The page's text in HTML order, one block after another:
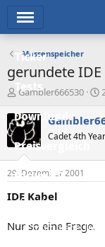
Ticker
Tests
Downloads
Preisvergleich
Forum
Aktuelles
Empfohlene
Massenspeicher
gerundete
E
s
t
e
e
r
Gambler666530
E
s
e
t
Cadet 4th Year
29. Dezember 2001
IDE Kabel
Nur so eine Frage.